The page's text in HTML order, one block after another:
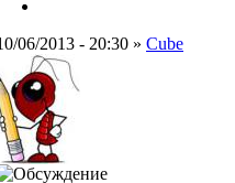
06/2013 - 20:30 » Cube